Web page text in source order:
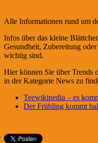
Alle Informationen rund um
Infos über das kleine
Gesundheit, Zubereitung
wichtig sind.
Hier können Sie über Trends
in der Kategorie News zu
Teewikipedia – es
Der Frühling kommt